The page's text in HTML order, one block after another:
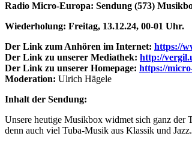
Radio Micro-Europa: Sendung (573)
Wiederholung: Freitag, 13.12.24, 00-01 Uhr.
Der Link zum Anhören im Internet: https://
Der Link zu unserer Mediathek: http://
Der Link zu unserer Homepage: https://
Moderation: Ulrich Hägele
Inhalt der Sendung:
Unsere heutige Musikbox widmet sich ganz der
denn auch viel Tuba-Musik aus Klassik und Jazz.